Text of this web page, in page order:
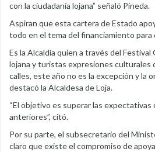
con la ciudadanía lojana” señaló Pineda.
Aspiran que esta cartera de Estado
todo en el tema del financiamiento para
Es la Alcaldía quien a través del
lojana y turistas expresiones culturales
calles, este año no es la excepción y la
destacó la Alcaldesa de Loja.
“El objetivo es superar las expectativas
anteriores”, citó.
Por su parte, el subsecretario del
claro que existe el compromiso de